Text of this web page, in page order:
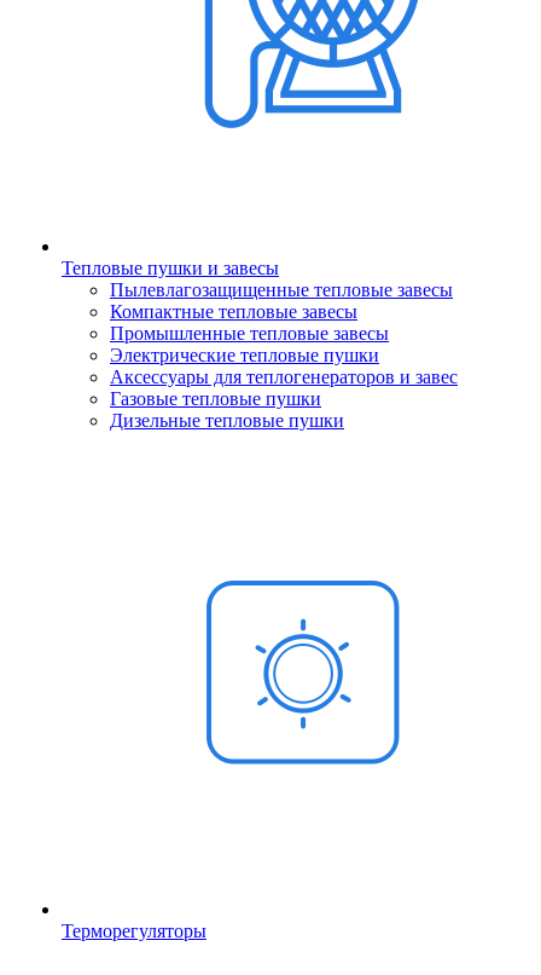
Тепловые пушки и завесы
Пылевлагозащищенные тепловые завесы
Компактные тепловые завесы
Промышленные тепловые завесы
Электрические тепловые пушки
Аксессуары для теплогенераторов и завес
Газовые тепловые пушки
Дизельные тепловые пушки
Терморегуляторы